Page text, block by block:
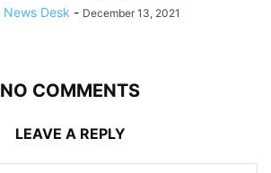
News Desk - December 13, 2021
NO COMMENTS
LEAVE A REPLY